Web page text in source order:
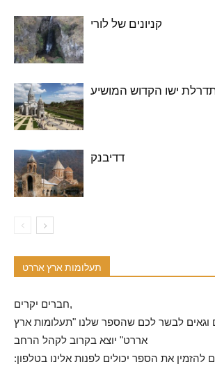
קניונים של לורי
ישו הקדוש המושיע
דדיבנק
תעלומות ארץ אררט
חברים יקרים,
וגאים לבשר לכם שהספר שלנו "תעלומות ארץ
אררט" יוצא בקרוב לקהל הרחב
להזמין את הספר יכולים לפנות אלינו בטלפון: